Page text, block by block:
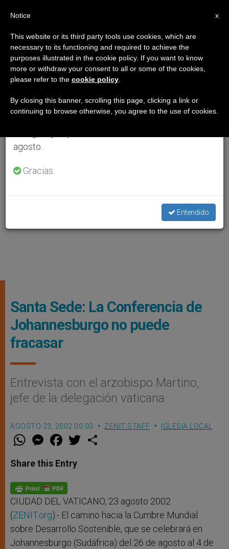
Santa Sede: La Conferencia de
Johannesburgo no puede
fracasar
Entrevista con el arzobispo Martino,
jefe de la delegación vaticana
AGOSTO 23, 2002 00:00 ZENIT STAFF IGLESIA LOCAL
W
t
s
p
p
M
e
s
e
g
e
r
F
a
e
b
o
k
w
Share this Entry
CIUDAD DEL VATICANO, 23 agosto 2002
(ZENIT.org).- El camino hacia la Cumbre Mundial
sobre Desarrollo Sostenible, que se celebrará en
Johannesburgo (Sudáfrica) del 26 de agosto al 4 de
×
Aviso importante
Del 27 de julio al 7 de agosto haremos la pausa
anual, aprovechando que en el periodo de verano
se generan menos informaciones y también el
agosto.
Gracias.
Entendido
x
Notice
This website or its third party tools use cookies, which are
necessary to its functioning and required to achieve the
purposes illustrated in the cookie policy. If you want to know
more or withdraw your consent to all or some of the cookies,
please refer to the cookie policy
By closing this banner, scrolling this page, clicking a link or
continuing to browse otherwise, you agree to the use of cookies.